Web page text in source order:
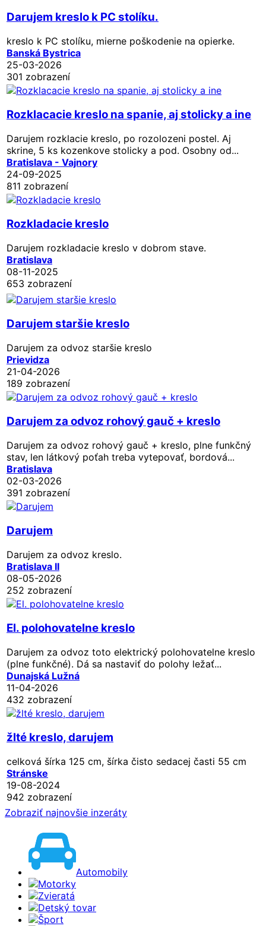
Darujem kreslo k PC stolíku.
kreslo k PC stolíku, mierne poškodenie na opierke.
Banská Bystrica
25-03-2026
301 zobrazení
Rozklacacie kreslo na spanie, aj stolicky a ine
Darujem rozklacie kreslo, po rozolozeni postel. Aj
skrine, 5 ks kozenkove stolicky a pod. Osobny od...
Bratislava - Vajnory
24-09-2025
811 zobrazení
Rozkladacie kreslo
Darujem rozkladacie kreslo v dobrom stave.
Bratislava
08-11-2025
653 zobrazení
Darujem staršie kreslo
Darujem za odvoz staršie kreslo
Prievidza
21-04-2026
189 zobrazení
Darujem za odvoz rohový gauč + kreslo
Darujem za odvoz rohový gauč + kreslo, plne funkčný
stav, len látkový poťah treba vytepovať, bordová...
Bratislava
02-03-2026
391 zobrazení
Darujem
Darujem za odvoz kreslo.
Bratislava II
08-05-2026
252 zobrazení
El. polohovatelne kreslo
Darujem za odvoz toto elektrický polohovatelne kreslo
(plne funkčné). Dá sa nastaviť do polohy ležať...
Dunajská Lužná
11-04-2026
432 zobrazení
žlté kreslo, darujem
celková šírka 125 cm, šírka čisto sedacej časti 55 cm
Stránske
19-08-2024
942 zobrazení
Zobraziť najnovšie inzeráty
Automobily
Motorky
Zvieratá
Detský tovar
Šport